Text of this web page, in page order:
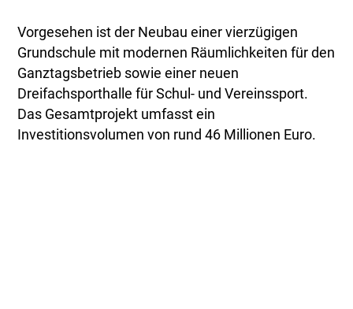
Vorgesehen ist der Neubau einer vierzügigen
Grundschule mit modernen Räumlichkeiten für den
Ganztagsbetrieb sowie einer neuen
Dreifachsporthalle für Schul- und Vereinssport.
Das Gesamtprojekt umfasst ein
Investitionsvolumen von rund 46 Millionen Euro.